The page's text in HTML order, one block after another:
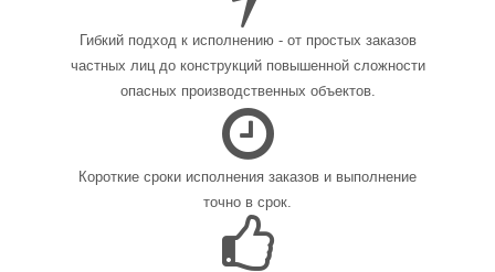
Гибкий подход к исполнению - от простых заказов
частных лиц до конструкций повышенной сложности
опасных производственных объектов.
Короткие сроки исполнения заказов и выполнение
точно в срок.